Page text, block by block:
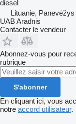
diesel
Lituanie, Panevėžys
UAB Aradnis
Contacter le vendeur
Abonnez-vous pour
rubrique
S'abonner
En cliquant ici, vous
notre accord utilisateur.